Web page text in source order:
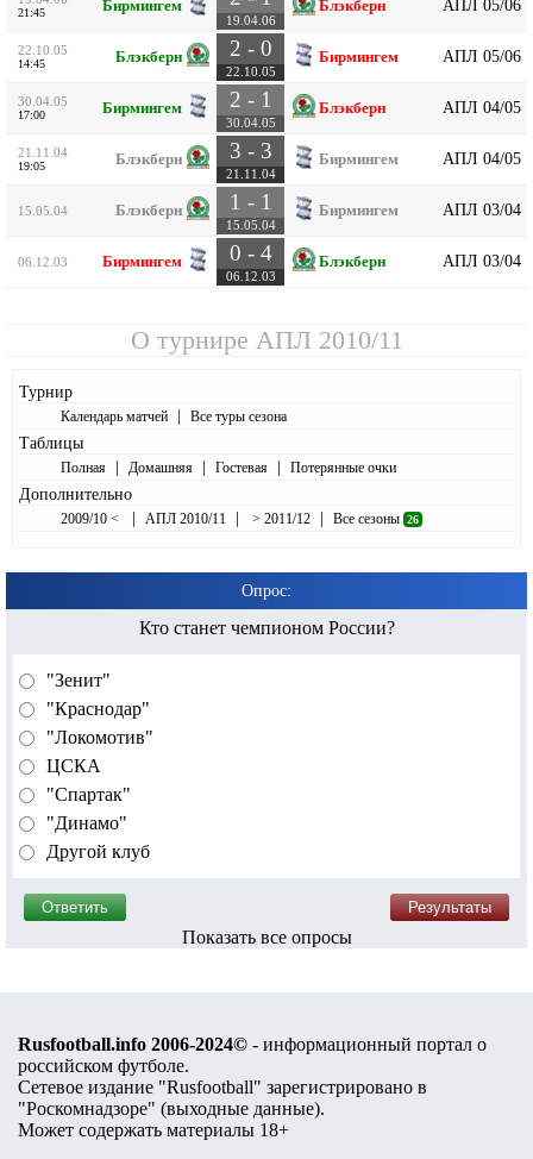
21:45 Бирмингем
19.04.06
Блэкберн АПЛ 05/06
22.10.05
14:45 Блэкберн 2 - 0
22.10.05
Бирмингем АПЛ 05/06
30.04.05
17:00 Бирмингем 2 - 1
30.04.05
Блэкберн АПЛ 04/05
21.11.04
19:05 Блэкберн 3 - 3
21.11.04
Бирмингем АПЛ 04/05
15.05.04 Блэкберн 1 - 1
15.05.04
Бирмингем АПЛ 03/04
06.12.03 Бирмингем 0 - 4
06.12.03
Блэкберн АПЛ 03/04
О турнире АПЛ 2010/11
Турнир
Календарь матчей | Все туры сезона
Таблицы
Полная | Домашняя | Гостевая | Потерянные очки
Дополнительно
2009/10 < | АПЛ 2010/11 | > 2011/12 | Все сезоны 26
Опрос:
Кто станет чемпионом России?
"Зенит"
"Краснодар"
"Локомотив"
ЦСКА
"Спартак"
"Динамо"
Другой клуб
Показать все опросы
Rusfootball.info 2006-2024© - информационный портал о
российском футболе.
Сетевое издание "Rusfootball" зарегистрировано в
"Роскомнадзоре" (выходные данные).
Может содержать материалы 18+